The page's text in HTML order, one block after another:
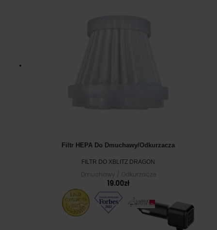
Filtr HEPA Do Dmuchawy/odkurzacza
FILTR DO XBLITZ DRAGON
Dmuchawy / Odkurzacze
19.00zł